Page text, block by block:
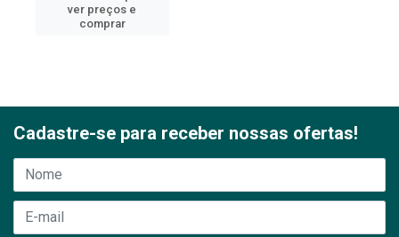
ver preços e
comprar
Cadastre-se para receber nossas ofertas!